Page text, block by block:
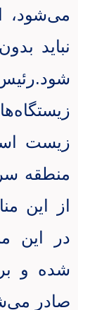
می‌شود،
نباید
زیست
منطقه
از این
در این
شده و
صادر